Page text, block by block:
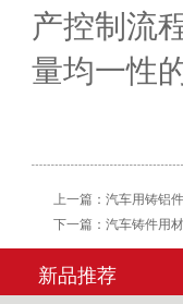
产控制流
量均一性
上一篇： 汽车用铸铝
下一篇： 汽车铸件用
新品推荐